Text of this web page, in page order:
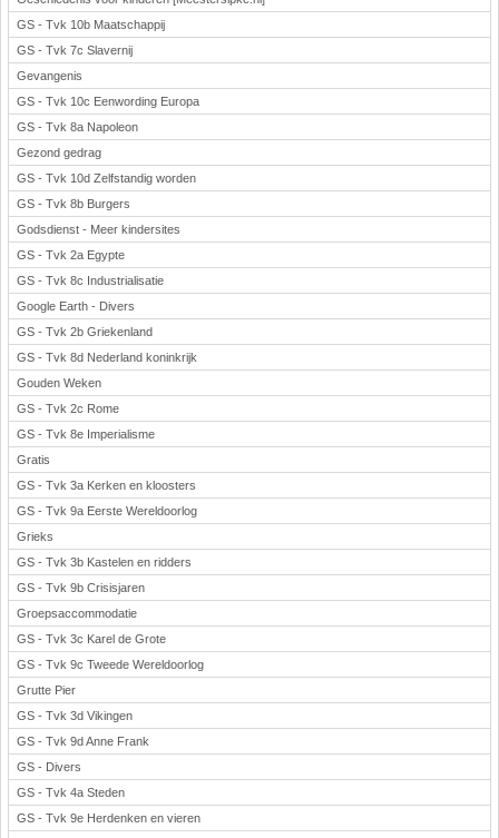
GS - Tvk 10b Maatschappij
GS - Tvk 7c Slavernij
Gevangenis
GS - Tvk 10c Eenwording Europa
GS - Tvk 8a Napoleon
Gezond gedrag
GS - Tvk 10d Zelfstandig worden
GS - Tvk 8b Burgers
Godsdienst - Meer kindersites
GS - Tvk 2a Egypte
GS - Tvk 8c Industrialisatie
Google Earth - Divers
GS - Tvk 2b Griekenland
GS - Tvk 8d Nederland koninkrijk
Gouden Weken
GS - Tvk 2c Rome
GS - Tvk 8e Imperialisme
Gratis
GS - Tvk 3a Kerken en kloosters
GS - Tvk 9a Eerste Wereldoorlog
Grieks
GS - Tvk 3b Kastelen en ridders
GS - Tvk 9b Crisisjaren
Groepsaccommodatie
GS - Tvk 3c Karel de Grote
GS - Tvk 9c Tweede Wereldoorlog
Grutte Pier
GS - Tvk 3d Vikingen
GS - Tvk 9d Anne Frank
GS - Divers
GS - Tvk 4a Steden
GS - Tvk 9e Herdenken en vieren